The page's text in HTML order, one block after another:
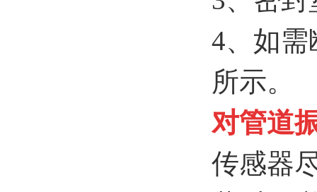
4、如
所示。
对管道
传感器